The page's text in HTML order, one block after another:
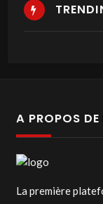
A PROPOS
La première